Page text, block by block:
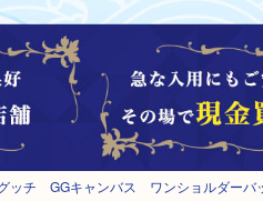
ッチ GGキャンバス ワンショルダーバ